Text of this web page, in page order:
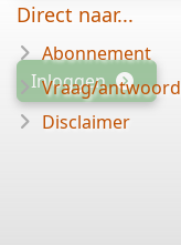
Inloggen
Direct naar...
Abonnement
Vraag/antwoord
Disclaimer